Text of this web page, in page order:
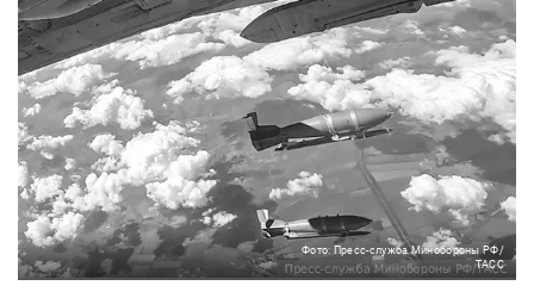
Фото: Пресс-служба Минобороны РФ/
ТАСС